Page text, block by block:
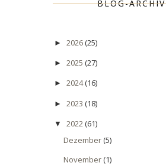
BLOG-ARCHIV
► 2026(25)
► 2025 (27)
► 2024(16)
► 2023 (18)
▼ 2022(61)
Dezember(5)
November(1)